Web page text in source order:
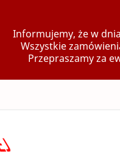
Informujemy, że w
Wszystkie
Przepraszamy za